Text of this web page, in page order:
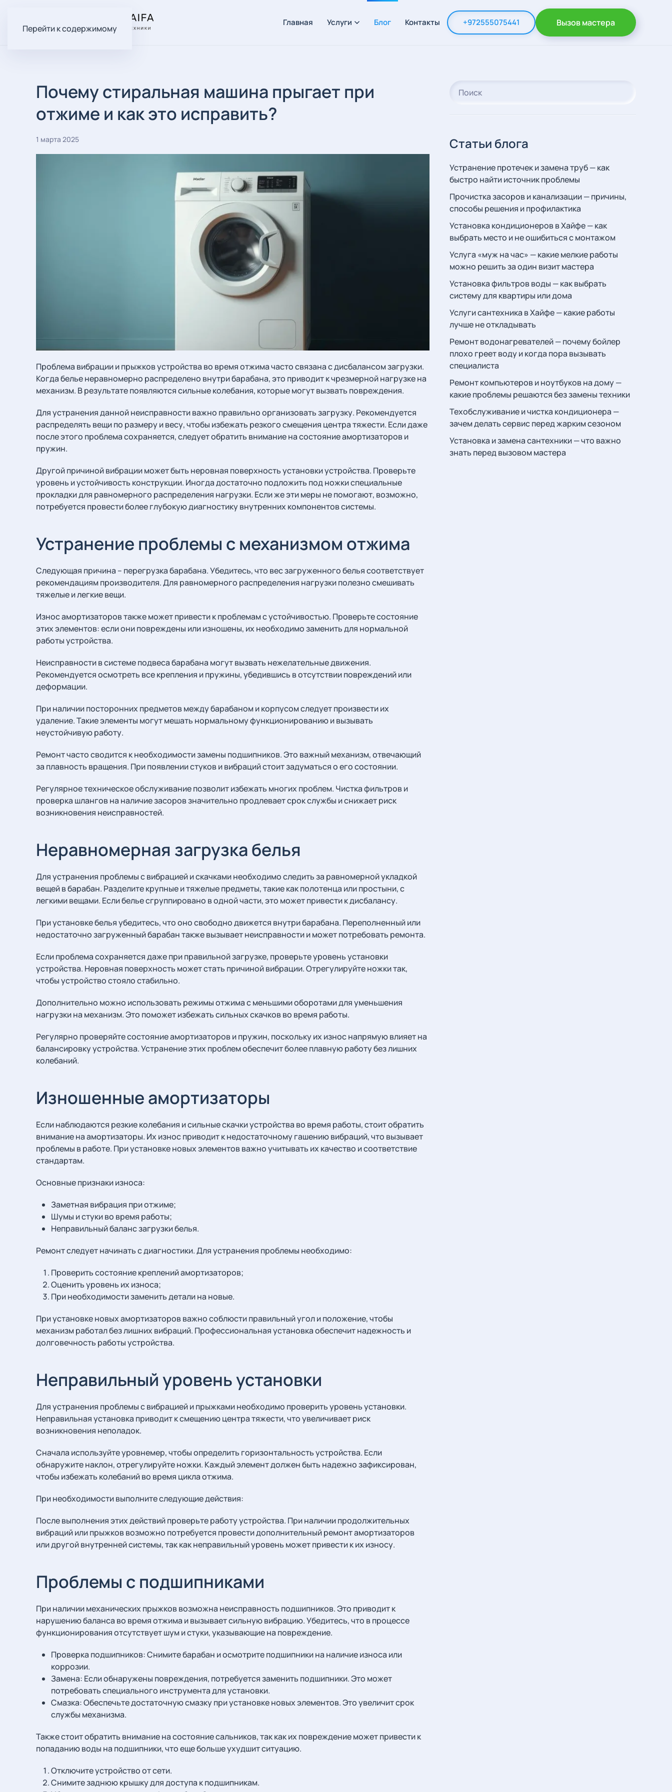
Перейти к содержимому
Главная Услуги Блог Контакты +972555075441 Вызов мастера
Почему стиральная машина прыгает при
отжиме и как это исправить?
1 марта 2025
Проблема вибрации и прыжков устройства во время отжима часто связана с дисбалансом загрузки.
Когда белье неравномерно распределено внутри барабана, это приводит к чрезмерной нагрузке на
механизм. В результате появляются сильные колебания, которые могут вызвать повреждения.
Для устранения данной неисправности важно правильно организовать загрузку. Рекомендуется
распределять вещи по размеру и весу, чтобы избежать резкого смещения центра тяжести. Если даже
после этого проблема сохраняется, следует обратить внимание на состояние амортизаторов и
пружин.
Другой причиной вибрации может быть неровная поверхность установки устройства. Проверьте
уровень и устойчивость конструкции. Иногда достаточно подложить под ножки специальные
прокладки для равномерного распределения нагрузки. Если же эти меры не помогают, возможно,
потребуется провести более глубокую диагностику внутренних компонентов системы.
Устранение проблемы с механизмом отжима
Следующая причина – перегрузка барабана. Убедитесь, что вес загруженного белья соответствует
рекомендациям производителя. Для равномерного распределения нагрузки полезно смешивать
тяжелые и легкие вещи.
Износ амортизаторов также может привести к проблемам с устойчивостью. Проверьте состояние
этих элементов: если они повреждены или изношены, их необходимо заменить для нормальной
работы устройства.
Неисправности в системе подвеса барабана могут вызвать нежелательные движения.
Рекомендуется осмотреть все крепления и пружины, убедившись в отсутствии повреждений или
деформации.
При наличии посторонних предметов между барабаном и корпусом следует произвести их
удаление. Такие элементы могут мешать нормальному функционированию и вызывать
неустойчивую работу.
Ремонт часто сводится к необходимости замены подшипников. Это важный механизм, отвечающий
за плавность вращения. При появлении стуков и вибраций стоит задуматься о его состоянии.
Регулярное техническое обслуживание позволит избежать многих проблем. Чистка фильтров и
проверка шлангов на наличие засоров значительно продлевает срок службы и снижает риск
возникновения неисправностей.
Неравномерная загрузка белья
Для устранения проблемы с вибрацией и скачками необходимо следить за равномерной укладкой
вещей в барабан. Разделите крупные и тяжелые предметы, такие как полотенца или простыни, с
легкими вещами. Если белье сгруппировано в одной части, это может привести к дисбалансу.
При установке белья убедитесь, что оно свободно движется внутри барабана. Переполненный или
недостаточно загруженный барабан также вызывает неисправности и может потребовать ремонта.
Если проблема сохраняется даже при правильной загрузке, проверьте уровень установки
устройства. Неровная поверхность может стать причиной вибрации. Отрегулируйте ножки так,
чтобы устройство стояло стабильно.
Дополнительно можно использовать режимы отжима с меньшими оборотами для уменьшения
нагрузки на механизм. Это поможет избежать сильных скачков во время работы.
Регулярно проверяйте состояние амортизаторов и пружин, поскольку их износ напрямую влияет на
балансировку устройства. Устранение этих проблем обеспечит более плавную работу без лишних
колебаний.
Изношенные амортизаторы
Если наблюдаются резкие колебания и сильные скачки устройства во время работы, стоит обратить
внимание на амортизаторы. Их износ приводит к недостаточному гашению вибраций, что вызывает
проблемы в работе. При установке новых элементов важно учитывать их качество и соответствие
стандартам.
Основные признаки износа:
Заметная вибрация при отжиме;
Шумы и стуки во время работы;
Неправильный баланс загрузки белья.
Ремонт следует начинать с диагностики. Для устранения проблемы необходимо:
Проверить состояние креплений амортизаторов;
Оценить уровень их износа;
При необходимости заменить детали на новые.
При установке новых амортизаторов важно соблюсти правильный угол и положение, чтобы
механизм работал без лишних вибраций. Профессиональная установка обеспечит надежность и
долговечность работы устройства.
Неправильный уровень установки
Для устранения проблемы с вибрацией и прыжками необходимо проверить уровень установки.
Неправильная установка приводит к смещению центра тяжести, что увеличивает риск
возникновения неполадок.
Сначала используйте уровнемер, чтобы определить горизонтальность устройства. Если
обнаружите наклон, отрегулируйте ножки. Каждый элемент должен быть надежно зафиксирован,
чтобы избежать колебаний во время цикла отжима.
При необходимости выполните следующие действия:
После выполнения этих действий проверьте работу устройства. При наличии продолжительных
вибраций или прыжков возможно потребуется провести дополнительный ремонт амортизаторов
или другой внутренней системы, так как неправильный уровень может привести к их износу.
Проблемы с подшипниками
При наличии механических прыжков возможна неисправность подшипников. Это приводит к
нарушению баланса во время отжима и вызывает сильную вибрацию. Убедитесь, что в процессе
функционирования отсутствует шум и стуки, указывающие на повреждение.
Проверка подшипников: Снимите барабан и осмотрите подшипники на наличие износа или
коррозии.
Замена: Если обнаружены повреждения, потребуется заменить подшипники. Это может
потребовать специального инструмента для установки.
Смазка: Обеспечьте достаточную смазку при установке новых элементов. Это увеличит срок
службы механизма.
Также стоит обратить внимание на состояние сальников, так как их повреждение может привести к
попаданию воды на подшипники, что еще больше ухудшит ситуацию.
Отключите устройство от сети.
Снимите заднюю крышку для доступа к подшипникам.
Статьи блога
Устранение протечек и замена труб — как
быстро найти источник проблемы
Прочистка засоров и канализации — причины,
способы решения и профилактика
Установка кондиционеров в Хайфе — как
выбрать место и не ошибиться с монтажом
Услуга «муж на час» — какие мелкие работы
можно решить за один визит мастера
Установка фильтров воды — как выбрать
систему для квартиры или дома
Услуги сантехника в Хайфе — какие работы
лучше не откладывать
Ремонт водонагревателей — почему бойлер
плохо греет воду и когда пора вызывать
специалиста
Ремонт компьютеров и ноутбуков на дому —
какие проблемы решаются без замены техники
Техобслуживание и чистка кондиционера —
зачем делать сервис перед жарким сезоном
Установка и замена сантехники — что важно
знать перед вызовом мастера